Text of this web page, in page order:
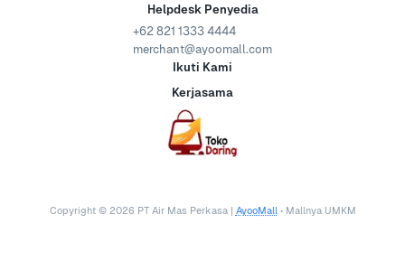
Helpdesk Penyedia
+62 821 1333 4444
merchant@ayoomall.com
Ikuti Kami
Kerjasama
Copyright © 2026 PT Air Mas Perkasa | AyooMall • Mallnya UMKM